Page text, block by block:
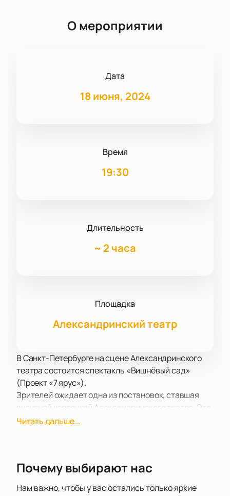
О мероприятии
Дата
18 июня, 2024
Время
19:30
Длительность
~ 2 часа
Площадка
Александринский театр
В Санкт-Петербурге на сцене Александринского
театра состоится спектакль «Вишнёвый сад»
(Проект «7 ярус»).
Зрителей ожидает одна из постановок, ставшая
визитной карточкой Александринского театра. Эта
постановка насыщена метафорами,
Такие задачи, как сочувствие героям, сочувствие
жизненных ситуаций, в которых оказались волею
Читать дальше...
Почему выбирают нас
Нам важно, чтобы у вас остались только яркие